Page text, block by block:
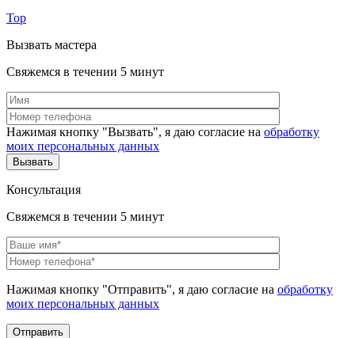
Top
Вызвать мастера
Свяжемся в течении 5 минут
Нажимая кнопку "Вызвать", я даю согласие на обработку
моих персональных данных
Консультация
Свяжемся в течении 5 минут
Нажимая кнопку "Отправить", я даю согласие на обработку
моих персональных данных